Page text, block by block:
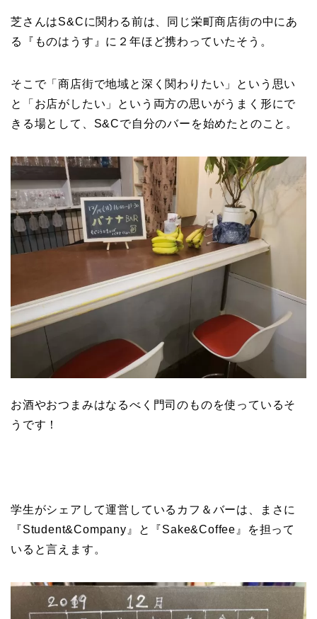
芝さんはS&Cに関わる前は、同じ栄町商店街の中にあ
る『ものはうす』に２年ほど携わっていたそう。
そこで「商店街で地域と深く関わりたい」という思い
と「お店がしたい」という両方の思いがうまく形にで
きる場として、S&Cで自分のバーを始めたとのこと。
お酒やおつまみはなるべく門司のものを使っているそ
うです！
学生がシェアして運営しているカフ＆バーは、まさに
『Student&Company』と『Sake&Coffee』を担って
いると言えます。